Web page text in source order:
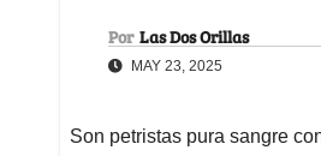
Por Las Dos Orillas
MAY 23, 2025
Son petristas pura sangre